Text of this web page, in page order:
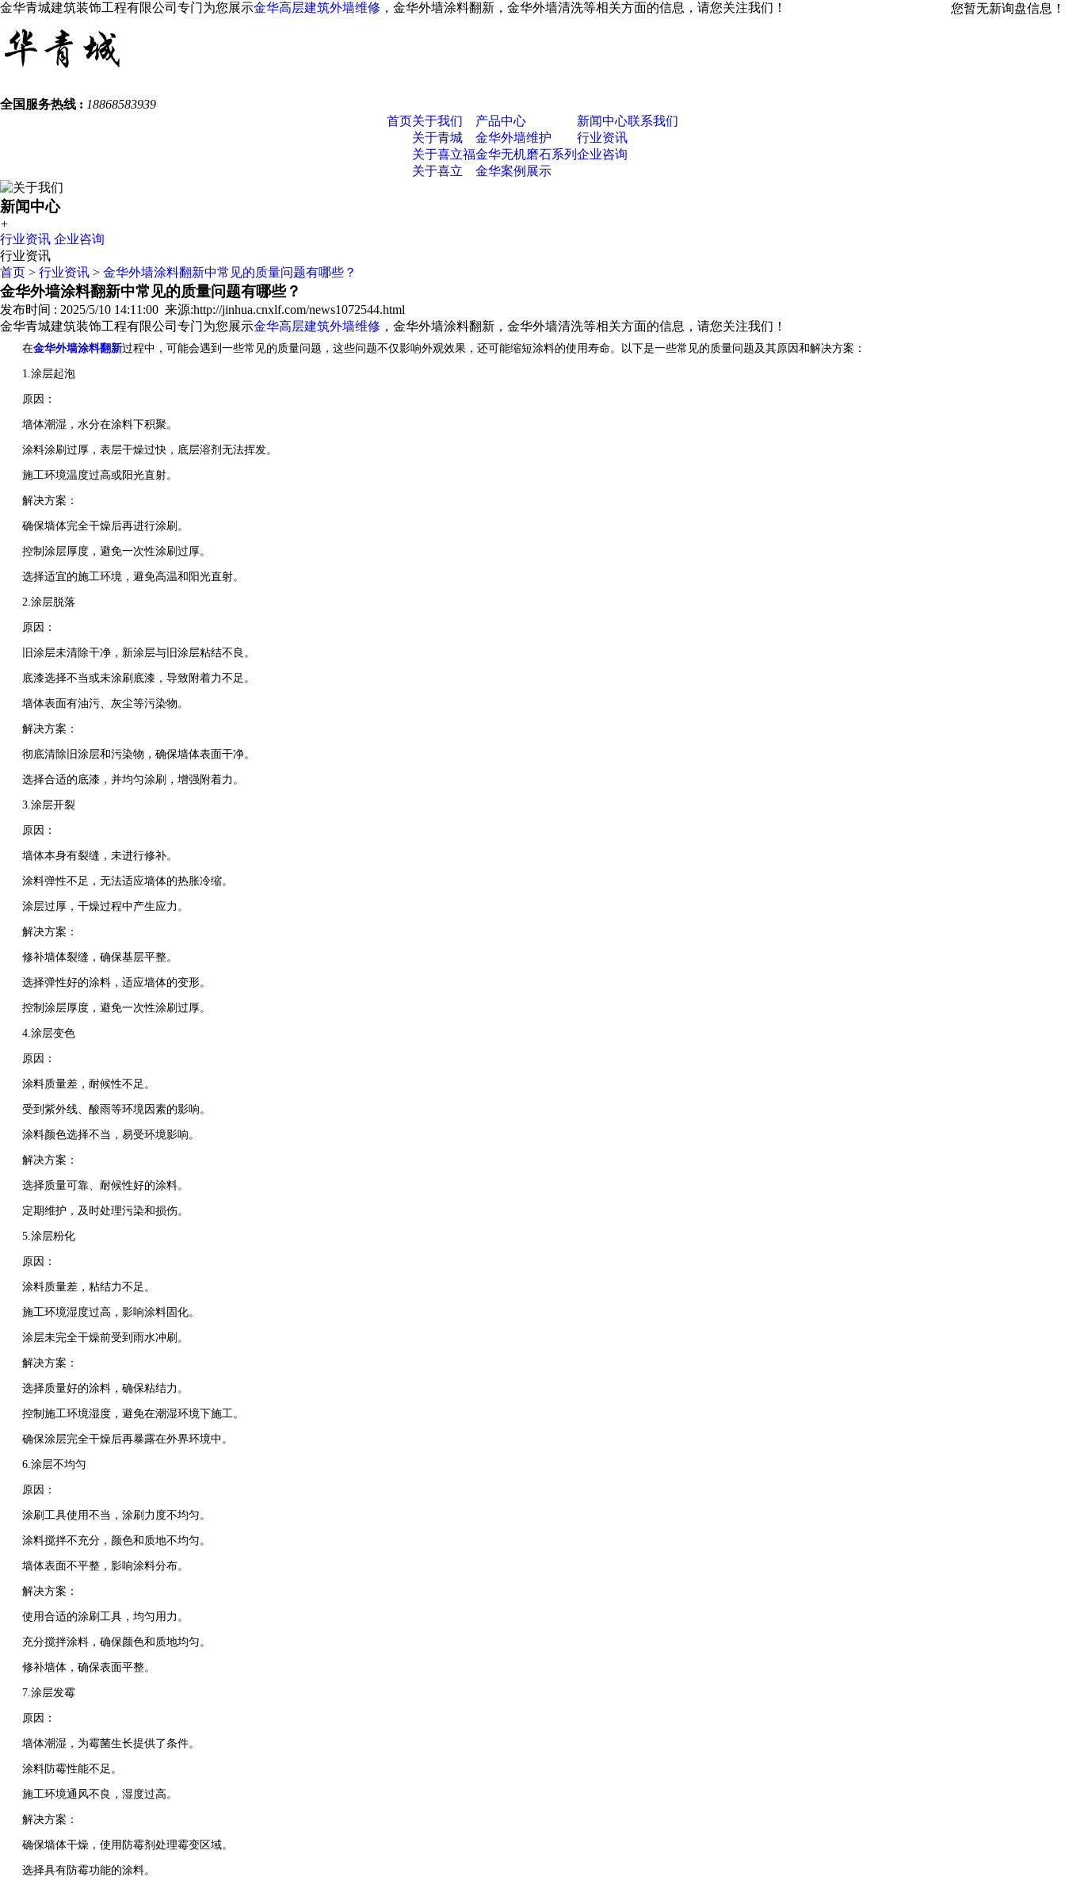
金华青城建筑装饰工程有限公司专门为您展示金华高层建筑外墙维修 ，金华外墙涂料翻新，金华外墙清洗等相关方面的信息，请您关注我们！ 您暂无新询盘信息！
全国服务热线 : 18868583939
首页关于我们
关于青城
关于喜立福
关于喜立
产品中心
金华外墙维护
金华无机磨石系列
金华案例展示
新闻中心
行业资讯
企业咨询
联系我们
新闻中心
+
行业资讯 企业咨询
行业资讯
首页 > 行业资讯 > 金华外墙涂料翻新中常见的质量问题有哪些？
金华外墙涂料翻新中常见的质量问题有哪些？
发布时间 : 2025/5/10 14:11:00 来源:http://jinhua.cnxlf.com/news1072544.html
金华青城建筑装饰工程有限公司专门为您展示金华高层建筑外墙维修 ，金华外墙涂料翻新，金华外墙清洗等相关方面的信息，请您关注我们！
在金华外墙涂料翻新过程中，可能会遇到一些常见的质量问题，这些问题不仅影响外观效果，还可能缩短涂料的使用寿命。以下是一些常见的质量问题及其原因和解决方案：
1.涂层起泡
原因：
墙体潮湿，水分在涂料下积聚。
涂料涂刷过厚，表层干燥过快，底层溶剂无法挥发。
施工环境温度过高或阳光直射。
解决方案：
确保墙体完全干燥后再进行涂刷。
控制涂层厚度，避免一次性涂刷过厚。
选择适宜的施工环境，避免高温和阳光直射。
2.涂层脱落
原因：
旧涂层未清除干净，新涂层与旧涂层粘结不良。
底漆选择不当或未涂刷底漆，导致附着力不足。
墙体表面有油污、灰尘等污染物。
解决方案：
彻底清除旧涂层和污染物，确保墙体表面干净。
选择合适的底漆，并均匀涂刷，增强附着力。
3.涂层开裂
原因：
墙体本身有裂缝，未进行修补。
涂料弹性不足，无法适应墙体的热胀冷缩。
涂层过厚，干燥过程中产生应力。
解决方案：
修补墙体裂缝，确保基层平整。
选择弹性好的涂料，适应墙体的变形。
控制涂层厚度，避免一次性涂刷过厚。
4.涂层变色
原因：
涂料质量差，耐候性不足。
受到紫外线、酸雨等环境因素的影响。
涂料颜色选择不当，易受环境影响。
解决方案：
选择质量可靠、耐候性好的涂料。
定期维护，及时处理污染和损伤。
5.涂层粉化
原因：
涂料质量差，粘结力不足。
施工环境湿度过高，影响涂料固化。
涂层未完全干燥前受到雨水冲刷。
解决方案：
选择质量好的涂料，确保粘结力。
控制施工环境湿度，避免在潮湿环境下施工。
确保涂层完全干燥后再暴露在外界环境中。
6.涂层不均匀
原因：
涂刷工具使用不当，涂刷力度不均匀。
涂料搅拌不充分，颜色和质地不均匀。
墙体表面不平整，影响涂料分布。
解决方案：
使用合适的涂刷工具，均匀用力。
充分搅拌涂料，确保颜色和质地均匀。
修补墙体，确保表面平整。
7.涂层发霉
原因：
墙体潮湿，为霉菌生长提供了条件。
涂料防霉性能不足。
施工环境通风不良，湿度过高。
解决方案：
确保墙体干燥，使用防霉剂处理霉变区域。
选择具有防霉功能的涂料。